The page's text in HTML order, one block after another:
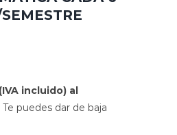
incluido) al
puedes dar de baja